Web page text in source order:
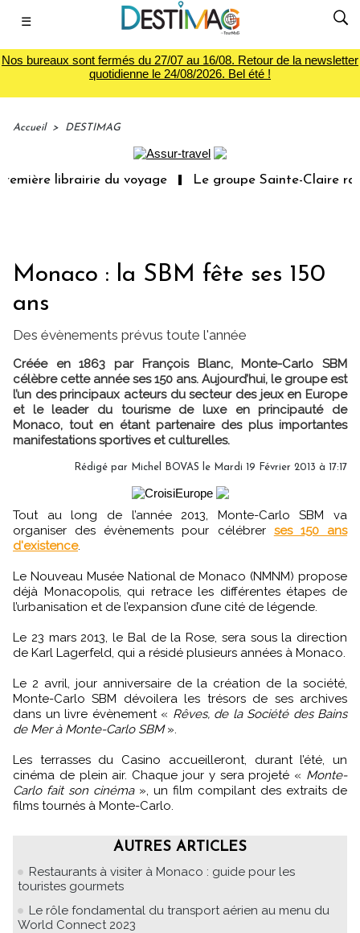
☰
Nos bureaux sont fermés du 27/07 au 16/08. Retour de la newsletter
quotidienne le 24/08/2026. Bel été !
Accueil > DESTIMAG
librairie du voyage Le groupe Sainte-Claire
Monaco : la SBM fête ses 150
ans
Des évènements prévus toute l'année
Créée en 1863 par François Blanc, Monte-Carlo SBM
célèbre cette année ses 150 ans. Aujourd’hui, le groupe est
l’un des principaux acteurs du secteur des jeux en Europe
et le leader du tourisme de luxe en principauté de
Monaco, tout en étant partenaire des plus importantes
manifestations sportives et culturelles.
Rédigé par Michel BOVAS le Mardi 19 Février 2013 à 17:17
Tout au long de l’année 2013, Monte-Carlo SBM va
organiser des évènements pour célébrer ses 150 ans
d'existence.
Le Nouveau Musée National de Monaco (NMNM) propose
déjà Monacopolis, qui retrace les différentes étapes de
l’urbanisation et de l’expansion d’une cité de légende.
Le 23 mars 2013, le Bal de la Rose, sera sous la direction
de Karl Lagerfeld, qui a résidé plusieurs années à Monaco.
Le 2 avril, jour anniversaire de la création de la société,
Monte-Carlo SBM dévoilera les trésors de ses archives
dans un livre évènement « Rêves, de la Société des Bains
de Mer à Monte-Carlo SBM».
Les terrasses du Casino accueilleront, durant l’été, un
cinéma de plein air. Chaque jour y sera projeté « Monte-
Carlo fait son cinéma», un film compilant des extraits de
films tournés à Monte-Carlo.
AUTRES ARTICLES
Restaurants à visiter à Monaco : guide pour les
touristes gourmets
Le rôle fondamental du transport aérien au menu du
World Connect 2023